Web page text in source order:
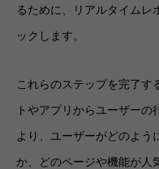
るために、リアルタイムレ
ックします。
これらのステップを完了す
トやアプリからユーザー
より、ユーザーがどのよう
か、どのページや機能が人